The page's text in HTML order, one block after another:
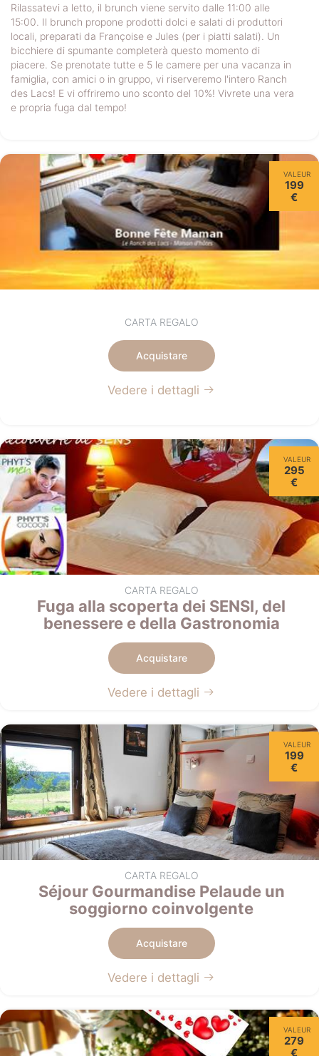
Rilassatevi a letto, il brunch viene servito dalle 11:00 alle
15:00. Il brunch propone prodotti dolci e salati di produttori
locali, preparati da Françoise e Jules (per i piatti salati). Un
bicchiere di spumante completerà questo momento di
piacere. Se prenotate tutte e 5 le camere per una vacanza in
famiglia, con amici o in gruppo, vi riserveremo l'intero Ranch
des Lacs! E vi offriremo uno sconto del 10%! Vivrete una vera
e propria fuga dal tempo!
VALEUR
199
€
CARTA REGALO
Acquistare
Vedere i dettagli
VALEUR
295
€
CARTA REGALO
Fuga alla scoperta dei SENSI, del
benessere e della Gastronomia
Acquistare
Vedere i dettagli
VALEUR
199
€
CARTA REGALO
Séjour Gourmandise Pelaude un
soggiorno coinvolgente
Acquistare
Vedere i dettagli
VALEUR
279
€